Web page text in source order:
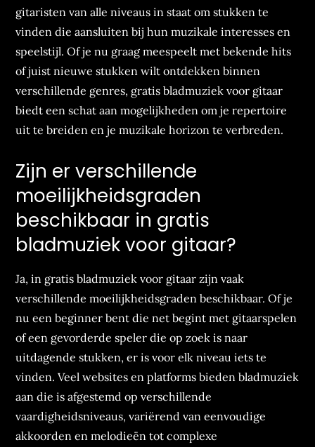
gitaristen van alle niveaus in staat om stukken te
vinden die aansluiten bij hun muzikale interesses en
speelstijl. Of je nu graag meespeelt met bekende hits
of juist nieuwe stukken wilt ontdekken binnen
verschillende genres, gratis bladmuziek voor gitaar
biedt een schat aan mogelijkheden om je repertoire
uit te breiden en je muzikale horizon te verbreden.
Zijn er verschillende
moeilijkheidsgraden
beschikbaar in gratis
bladmuziek voor gitaar?
Ja, in gratis bladmuziek voor gitaar zijn vaak
verschillende moeilijkheidsgraden beschikbaar. Of je
nu een beginner bent die net begint met gitaarspelen
of een gevorderde speler die op zoek is naar
uitdagende stukken, er is voor elk niveau iets te
vinden. Veel websites en platforms bieden bladmuziek
aan die is afgestemd op verschillende
vaardigheidsniveaus, variërend van eenvoudige
akkoorden en melodieën tot complexe